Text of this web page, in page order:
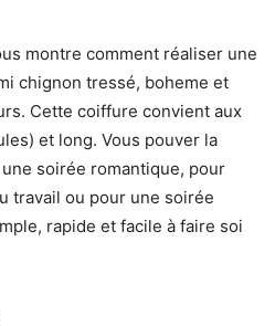
montre comment réaliser une
chignon tressé, boheme et
Cette coiffure convient aux
et long. Vous pouver la
soirée romantique, pour
travail ou pour une soirée
rapide et facile à faire soi